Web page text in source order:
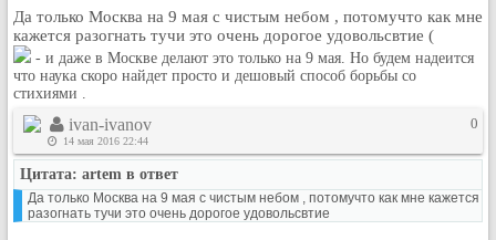
Видео архив
Дело
Организации
Объявления
Рейтинг сайтов
Полная версия сайта
Да только Москва на 9 мая с чистым небом , потомучто как мне
кажется разогнать тучи это очень дорогое удовольсвтие (
- и даже в Москве делают это только на 9 мая. Но будем надеится
что наука скоро найдет просто и дешовый способ борьбы со
стихиями .
ivan-ivanov
14 мая 2016 22:44
0
Цитата: artem в ответ
Да только Москва на 9 мая с чистым небом , потомучто как мне кажется
разогнать тучи это очень дорогое удовольсвтие